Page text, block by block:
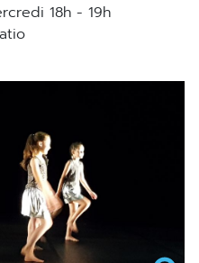
18h - 19h